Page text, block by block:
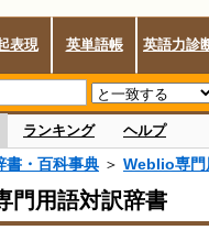
表現 英単語帳 英語力診
ランキング ヘルプ
書・百科事典 ＞ Weblio専門
門用語対訳辞書